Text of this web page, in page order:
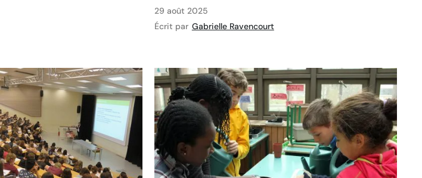
29 août 2025
Écrit par Gabrielle Ravencourt